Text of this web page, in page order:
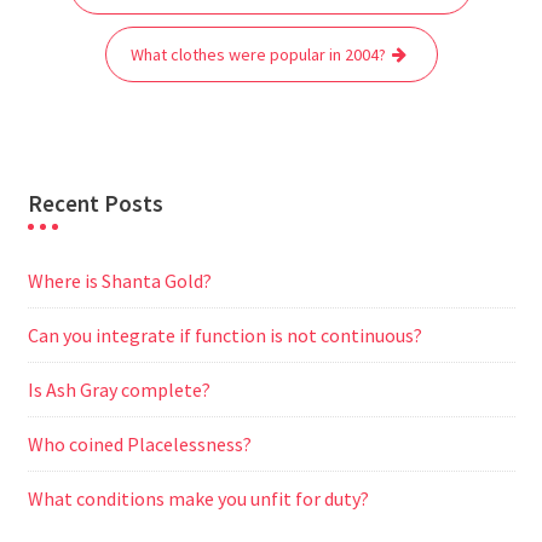
e
r
A
p
p
t
r
a
m
n
g
e
navigation
What clothes were popular in 2004?
Recent Posts
Where is Shanta Gold?
Can you integrate if function is not continuous?
Is Ash Gray complete?
Who coined Placelessness?
What conditions make you unfit for duty?